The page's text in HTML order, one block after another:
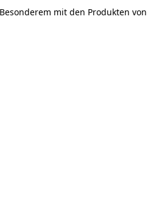
mit den Produkten